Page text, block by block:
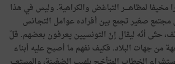
مخيفا لمظاهــــر التباغض والكراهية. وليس في هذا
صغير تجمع بين أفراده عوامل التجـانس
حتّى أنّه ليقال إنّ التونسيين يعرفون بعضهم. قلّ
جهات البلاد. فكيف نفهم ما أصبح عليه أبناء